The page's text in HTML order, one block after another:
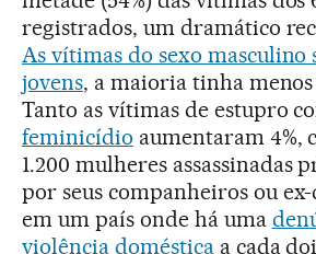
registrados, um dramático
As vítimas do sexo masculino
jovens, a maioria tinha menos
Tanto as vítimas de estupro
feminicídio aumentaram 4%,
1.200 mulheres assassinadas
por seus companheiros ou
em um país onde há uma
violência domésticaa cada